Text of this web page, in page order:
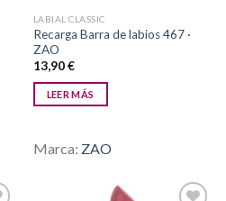
LABIAL CLASSIC
Recarga Barra de labios 467 ·
ZAO
13,90€
LEER MÁS
Marca: ZAO